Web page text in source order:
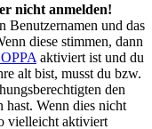
nicht anmelden!
Benutzernamen und das
diese stimmen, dann
aktiviert ist und du
alt bist, musst du bzw.
den
hast. Wenn dies nicht
vielleicht aktiviert